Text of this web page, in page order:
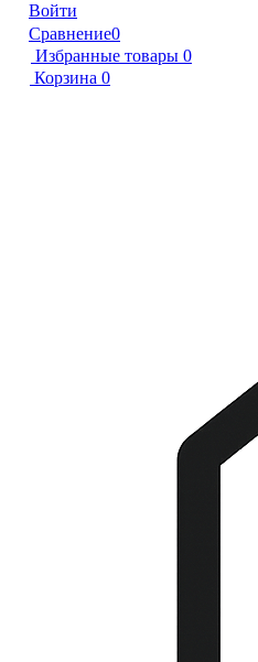
Войти
Сравнение0
Избранные товары 0
Корзина 0